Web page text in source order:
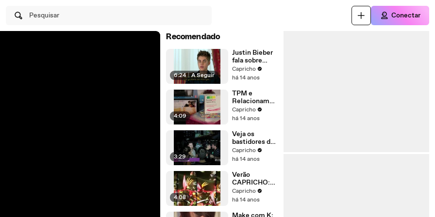
Pesquisar Conectar
Recomendado
6:24 | A Seguir
Justin Bieber
fala sobre
novo CD,
turnê e Carly
Capricho
há 14 anos
4:09
TPM e
Relacionamen
to: As
melhores
amiga |
Buscofem
Capricho
há 14 anos
3:29
Veja os
bastidores da
festa da
Colcci
Capricho
há 14 anos
4:08
Verão
CAPRICHO:
Bruno
Anacleto
músicas mais
Capricho
há 14 anos